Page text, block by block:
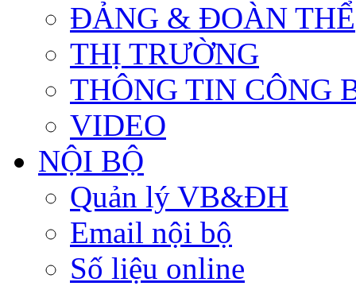
ĐẢNG & ĐOÀN THỂ
THỊ TRƯỜNG
THÔNG TIN CÔNG
VIDEO
NỘI BỘ
Quản lý VB&ĐH
Email nội bộ
Số liệu online